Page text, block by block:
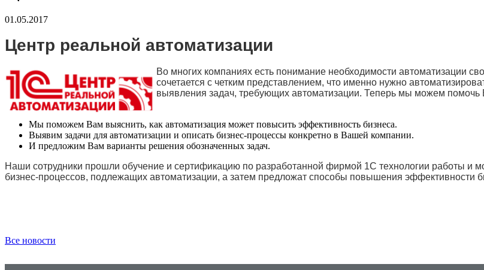
01.05.2017
Центр реальной автоматизации
Во многих компаниях есть понимание необходимости автоматизации
сочетается с четким представлением, что именно нужно
выявления задач, требующих автоматизации. Теперь мы можем помочь
Мы поможем Вам выяснить, как автоматизация может повысить эффективность бизнеса.
Выявим задачи для автоматизации и описать бизнес-процессы конкретно в Вашей компании.
И предложим Вам варианты решения обозначенных задач.
Наши сотрудники прошли обучение и сертификацию по разработанной фирмой 1С технологии работы и
бизнес-процессов, подлежащих автоматизации, а затем предложат способы повышения эффективности
Все новости